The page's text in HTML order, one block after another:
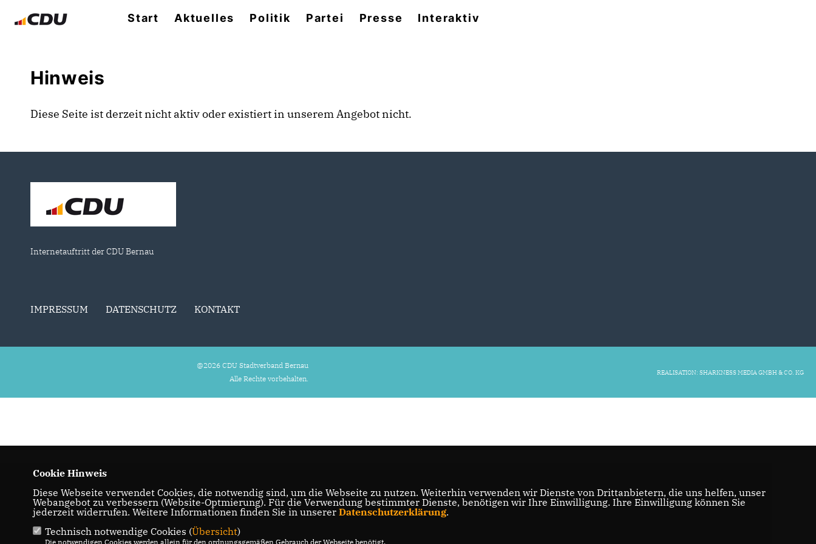
Start Aktuelles Politik Partei Presse Interaktiv
Hinweis
Diese Seite ist derzeit nicht aktiv oder existiert in unserem Angebot nicht.
Internetauftritt der CDU Bernau
IMPRESSUM DATENSCHUTZ KONTAKT
@2026 CDU Stadtverband Bernau
Alle Rechte vorbehalten.
REALISATION: SHARKNESS MEDIA GMBH & CO. KG
Cookie Hinweis
Diese Webseite verwendet Cookies, die notwendig sind, um die Webseite zu nutzen. Weiterhin verwenden wir Dienste von Drittanbietern, die uns helfen, unser
Webangebot zu verbessern (Website-Optmierung). Für die Verwendung bestimmter Dienste, benötigen wir Ihre Einwilligung. Ihre Einwilligung können Sie
jederzeit widerrufen. Weitere Informationen finden Sie in unserer Datenschutzerklärung.
Technisch notwendige Cookies (Übersicht)
Die notwendigen Cookies werden allein für den ordnungsgemäßen Gebrauch der Webseite benötigt.